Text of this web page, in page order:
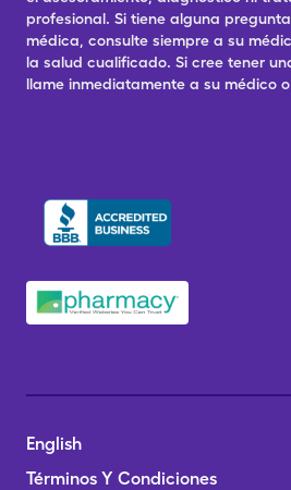
profesional. Si tiene alguna
médica, consulte siempre a su
la salud cualificado. Si cree tener
llame inmediatamente a su médico o
English
Términos Y Condiciones